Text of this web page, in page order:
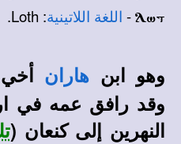
Lwt
- اللغة اللاتينية:
Loth.
وهو ابن هاران أخي
وقد رافق عمه في
النهرين إلى كنعان (تك